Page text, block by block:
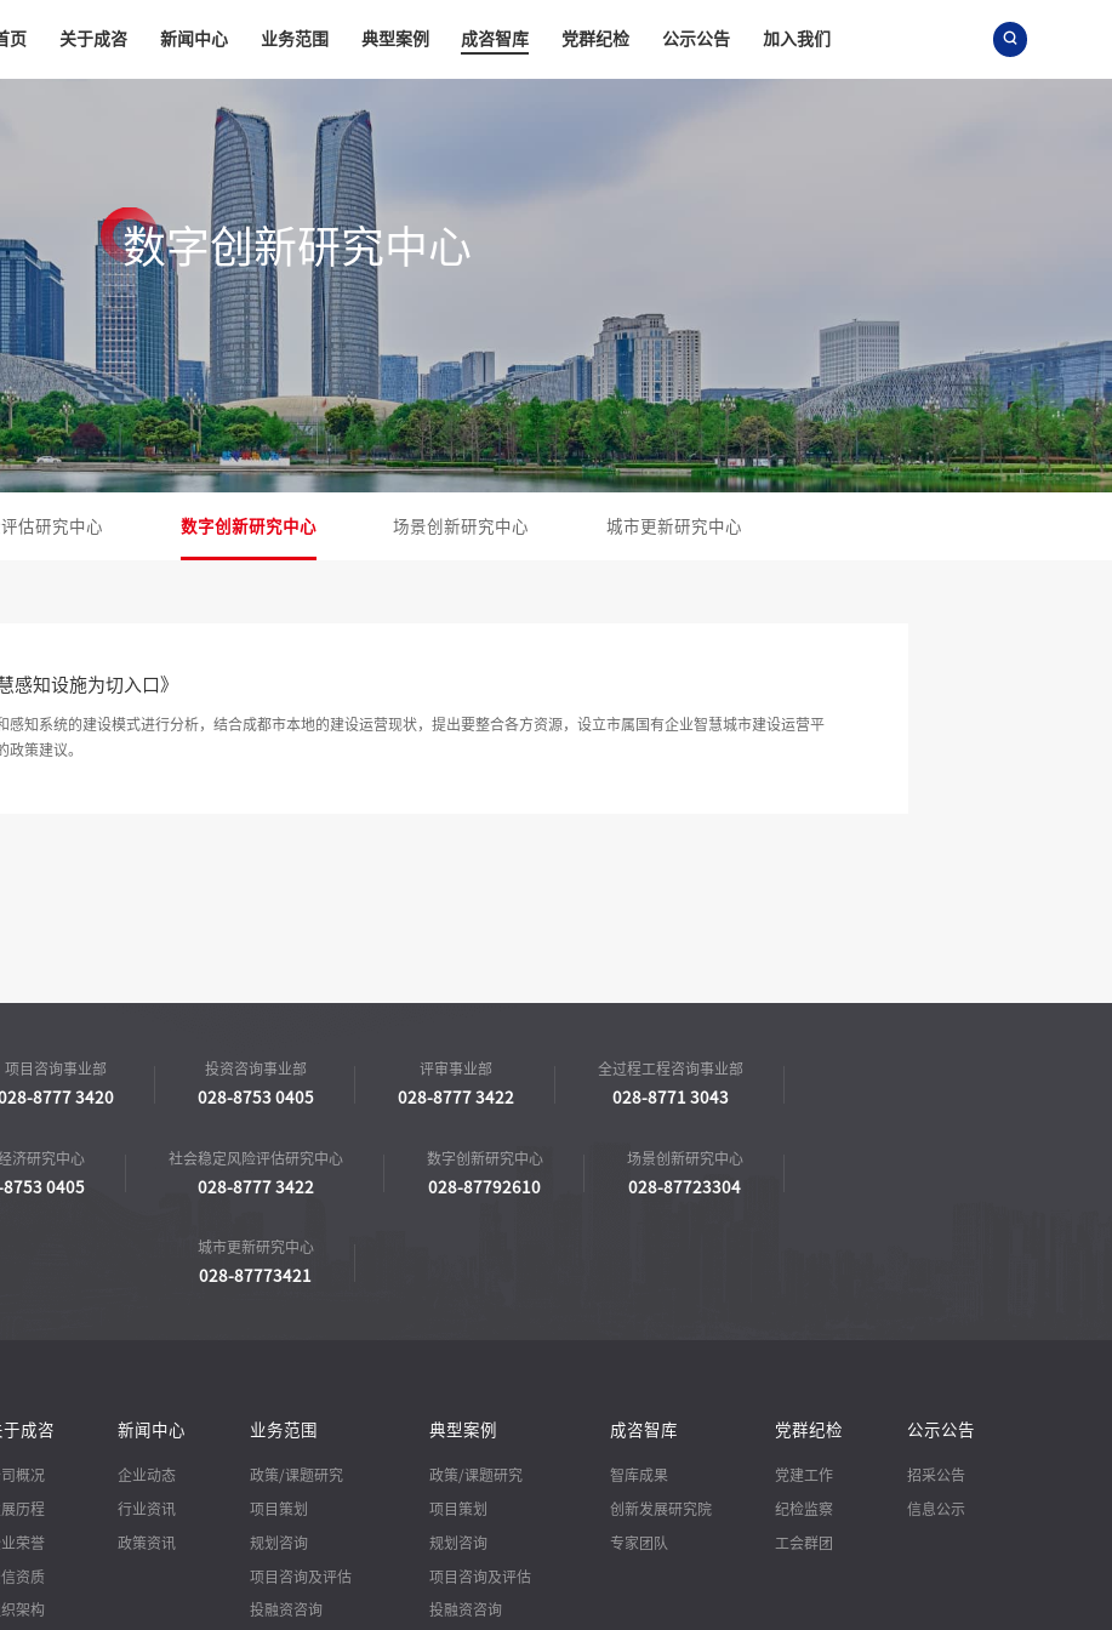
页 关于成咨 新闻中心 业务范围 典型案例 成咨智库 党群纪检 公示公告 加入我们 
数字创新研究中心
估研究中心 数字创新研究中心 场景创新研究中心 城市更新研究中心
感知设施为切入口》
感知系统的建设模式进行分析，结合成都市本地的建设运营现状，提出要整合各方资源，设立市属国有企业智慧城市建设运营平
政策建议。
项目咨询事业部
8777 3420
投资咨询事业部
028-8753 0405
评审事业部
028-8777 3422
全过程工程咨询事业部
028-8771 3043
济研究中心
0405
社会稳定风险评估研究中心
028-8777 3422
数字创新研究中心
028-87792610
场景创新研究中心
028-87723304
城市更新研究中心
028-87773421
于成咨
概况
历程
荣誉
资质
架构
新闻中心
企业动态
行业资讯
政策资讯
业务范围
政策/课题研究
项目策划
规划咨询
项目咨询及评估
投融资咨询
典型案例
政策/课题研究
项目策划
规划咨询
项目咨询及评估
投融资咨询
成咨智库
智库成果
创新发展研究院
专家团队
党群纪检
党建工作
纪检监察
工会群团
公示公告
招采公告
信息公示